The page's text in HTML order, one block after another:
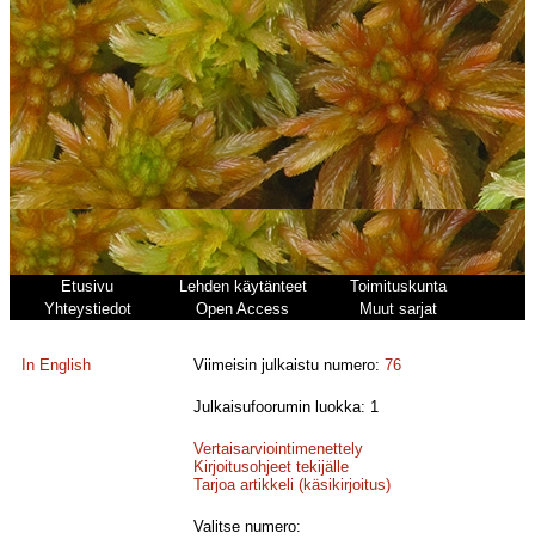
Etusivu Lehden käytänteet
Toimituskunta
Yhteystiedot
Open Access Muut sarjat
In English Viimeisin julkaistu numero:76
Julkaisufoorumin luokka: 1
Vertaisarviointimenettely
Kirjoitusohjeet tekijälle
Tarjoa artikkeli (käsikirjoitus)
Valitse numero: